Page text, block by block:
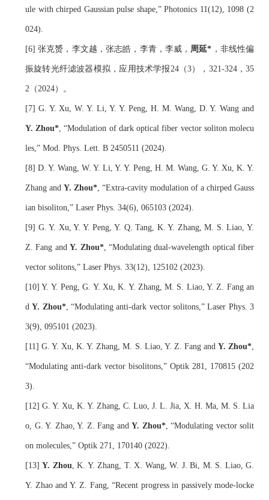
ule with chirped Gaussian pulse shape,” Photonics 11(12), 1098 (2
024).
[6] 张克赟，李文越，张志皓，李青，李威， 周延* ，非线性偏
振旋转光纤滤波器模拟，应用技术学报24（3），321-324，35
2（2024）。
Y. Zhou*, “Modulation of dark optical fiber vector soliton molecu
les,” Mod. Phys. Lett. B 2450511 (2024).
[8] D. Y. Wang, W. Y. Li, Y. Y. Peng, H. M. Wang, G. Y. Xu, K. Y.
Zhang and Y. Zhou*, “Extra-cavity modulation of a chirped Gauss
ian bisoliton,” Laser Phys. 34(6), 065103 (2024).
[9] G. Y. Xu, Y. Y. Peng, Y. Q. Tang, K. Y. Zhang, M. S. Liao, Y.
Z. Fang and Y. Zhou*, “Modulating dual-wavelength optical fiber
vector solitons,” Laser Phys. 33(12), 125102 (2023).
[10] Y. Y. Peng, G. Y. Xu, K. Y. Zhang, M. S. Liao, Y. Z. Fang an
d Y. Zhou*, “Modulating anti-dark vector solitons,” Laser Phys. 3
3(9), 095101 (2023).
[11] G. Y. Xu, K. Y. Zhang, M. S. Liao, Y. Z. Fang and Y. Zhou*
“Modulating anti-dark vector bisolitons,” Optik 281, 170815 (202
3).
[12] G. Y. Xu, K. Y. Zhang, C. Luo, J. L. Jia, X. H. Ma, M. S. Lia
o, G. Y. Zhao, Y. Z. Fang and Y. Zhou*, “Modulating vector solit
on molecules,” Optik 271, 170140 (2022).
[13] Y. Zhou, K. Y. Zhang, T. X. Wang, W. J. Bi, M. S. Liao, G.
Y. Zhao and Y. Z. Fang, “Recent progress in passively mode-locke